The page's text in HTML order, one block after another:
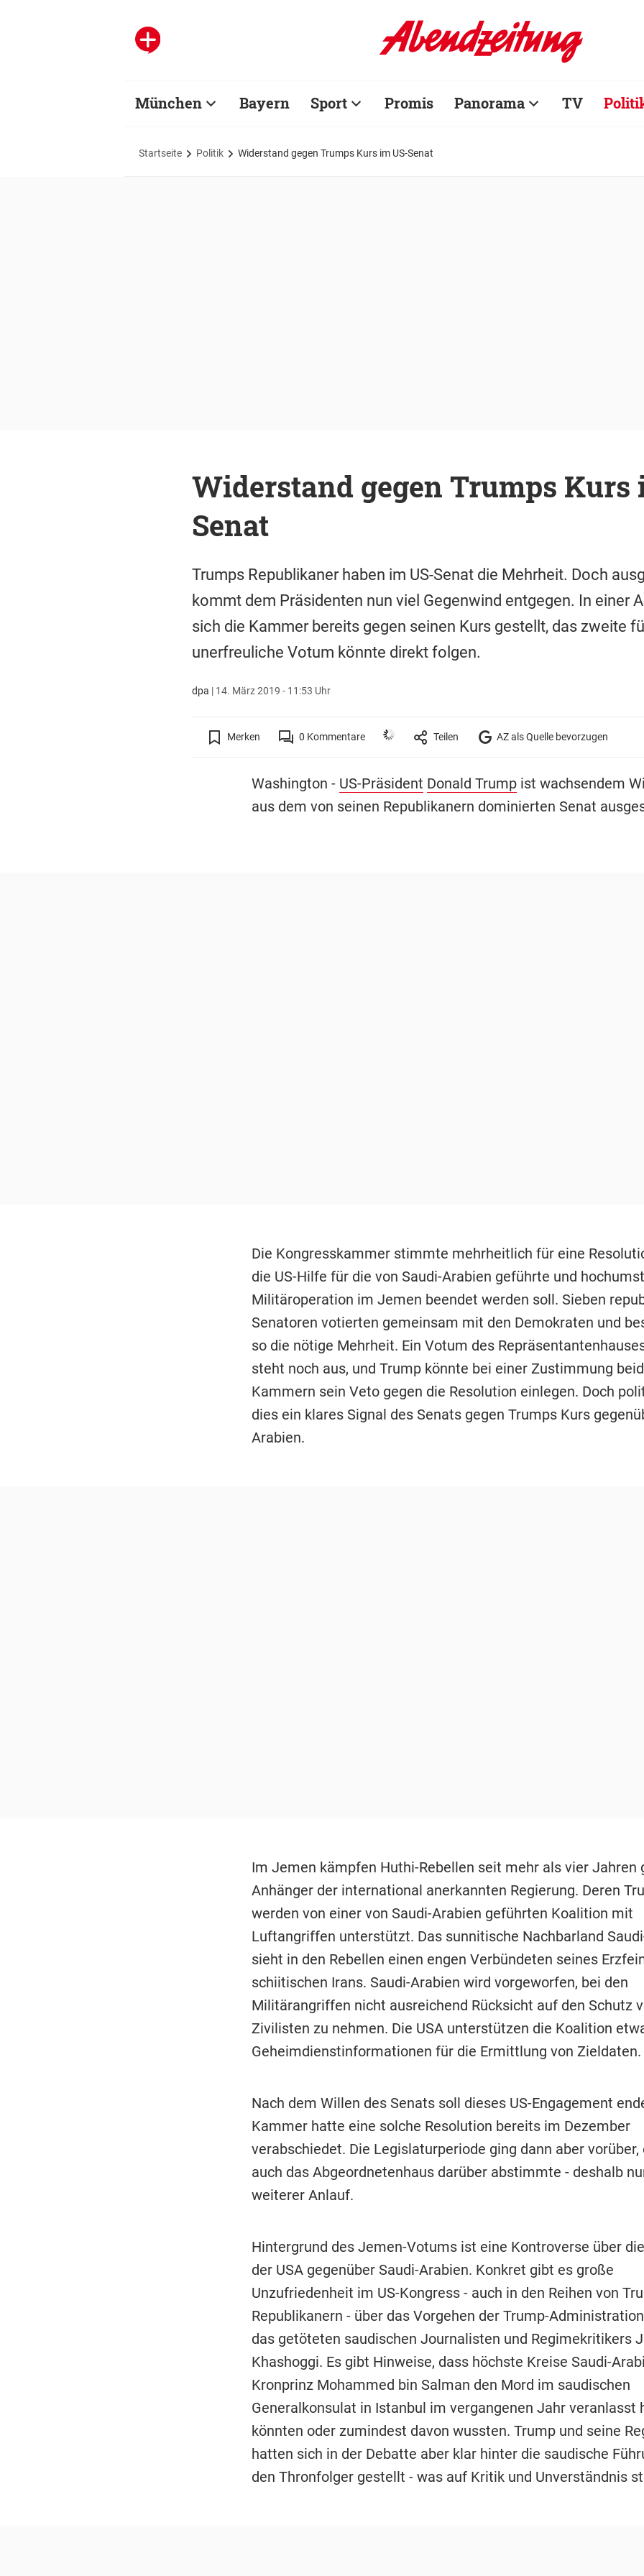
München Bayern Sport Promis Panorama TV
Startseite Politik Widerstand gegen Trumps Kurs im US-Senat
Widerstand gegen Trumps Kurs
Senat
Trumps Republikaner haben im US-Senat die Mehrheit. Doch
kommt dem Präsidenten nun viel Gegenwind entgegen. In einer
sich die Kammer bereits gegen seinen Kurs gestellt, das zweite
unerfreuliche Votum könnte direkt folgen.
dpa | 14. März 2019 - 11:53 Uhr
Merken 0 Kommentare Teilen AZ als Quelle bevorzugen
Washington - US-Präsident Donald Trumpist wachsendem
aus dem von seinen Republikanern dominierten Senat
Die Kongresskammer stimmte mehrheitlich für eine
die US-Hilfe für die von Saudi-Arabien geführte und
Militäroperation im Jemen beendet werden soll. Sieben
Senatoren votierten gemeinsam mit den Demokraten und
so die nötige Mehrheit. Ein Votum des
steht noch aus, und Trump könnte bei einer Zustimmung
Kammern sein Veto gegen die Resolution einlegen. Doch
dies ein klares Signal des Senats gegen Trumps Kurs
Arabien.
Im Jemen kämpfen Huthi-Rebellen seit mehr als vier Jahren
Anhänger der international anerkannten Regierung. Deren
werden von einer von Saudi-Arabien geführten Koalition mit
Luftangriffen unterstützt. Das sunnitische Nachbarland
sieht in den Rebellen einen engen Verbündeten seines
schiitischen Irans. Saudi-Arabien wird vorgeworfen, bei den
Militärangriffen nicht ausreichend Rücksicht auf den Schutz
Zivilisten zu nehmen. Die USA unterstützen die Koalition
Geheimdienstinformationen für die Ermittlung von Zieldaten.
Nach dem Willen des Senats soll dieses US-Engagement
Kammer hatte eine solche Resolution bereits im Dezember
verabschiedet. Die Legislaturperiode ging dann aber vorüber,
auch das Abgeordnetenhaus darüber abstimmte - deshalb
weiterer Anlauf.
Hintergrund des Jemen-Votums ist eine Kontroverse über
der USA gegenüber Saudi-Arabien. Konkret gibt es große
Unzufriedenheit im US-Kongress - auch in den Reihen von
Republikanern - über das Vorgehen der Trump-
das getöteten saudischen Journalisten und Regimekritikers
Khashoggi. Es gibt Hinweise, dass höchste Kreise Saudi-
Kronprinz Mohammed bin Salman den Mord im saudischen
Generalkonsulat in Istanbul im vergangenen Jahr veranlasst
könnten oder zumindest davon wussten. Trump und seine
hatten sich in der Debatte aber klar hinter die saudische
den Thronfolger gestellt - was auf Kritik und Unverständnis